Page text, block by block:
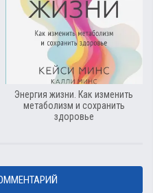
Энергия жизни. Как изменить
метаболизм и сохранить
здоровье